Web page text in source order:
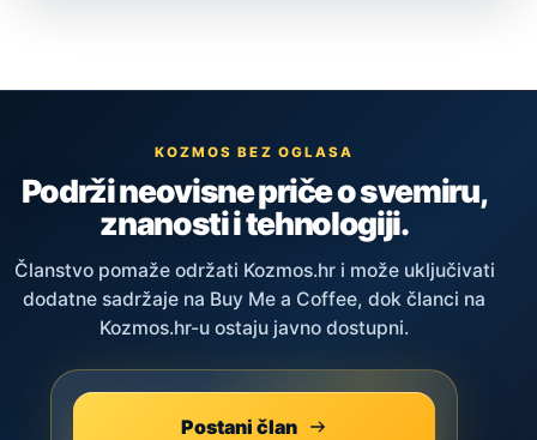
KOZMOS BEZ OGLASA
Podrži neovisne priče o svemiru,
znanosti i tehnologiji.
Članstvo pomaže održati Kozmos.hr i može uključivati
dodatne sadržaje na Buy Me a Coffee, dok članci na
Kozmos.hr-u ostaju javno dostupni.
Postani član